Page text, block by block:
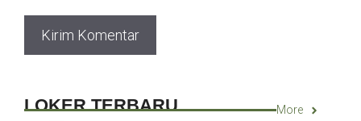
LOKER TERBARU More